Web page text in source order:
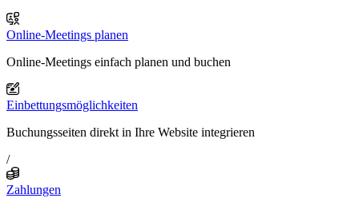
Online-Meetings planen
Online-Meetings einfach planen und buchen
Einbettungsmöglichkeiten
Buchungsseiten direkt in Ihre Website integrieren
/
Zahlungen